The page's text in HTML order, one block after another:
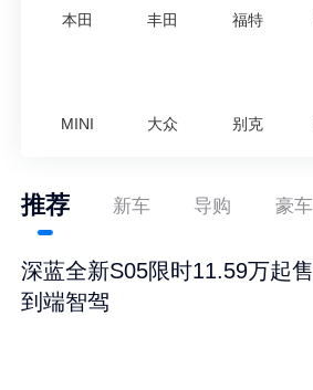
本田 丰田 福特
MINI 大众 别克
推荐 新车 导购 豪车
深蓝全新S05限时11.59万起
到端智驾